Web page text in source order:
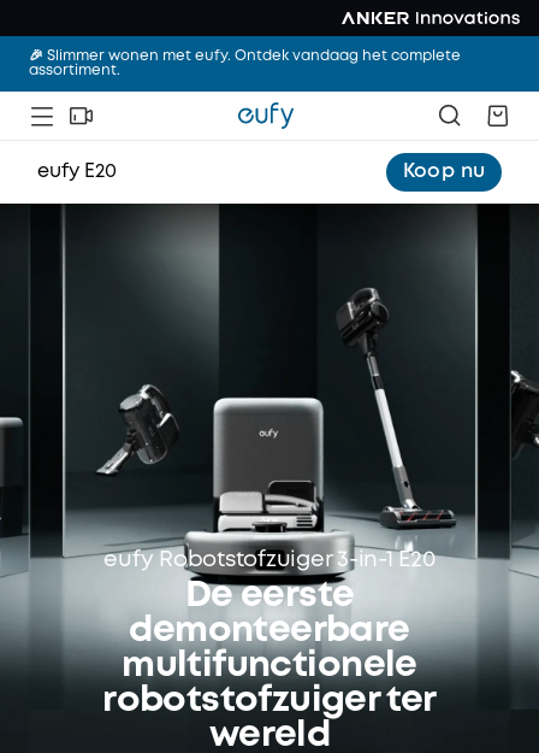
🎉 Slimmer wonen met eufy. Ontdek vandaag het complete
assortiment.
eufy E20 Koop nu
eufy Robotstofzuiger 3-in-1 E20
De eerste
demonteerbare
multifunctionele
robotstofzuiger ter
wereld